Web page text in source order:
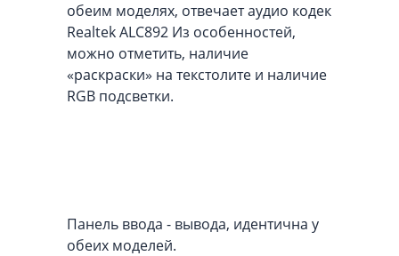
обеим моделях, отвечает аудио кодек
Realtek ALC892 Из особенностей,
можно отметить, наличие
«раскраски» на текстолите и наличие
RGB подсветки.
Панель ввода - вывода, идентична у
обеих моделей.